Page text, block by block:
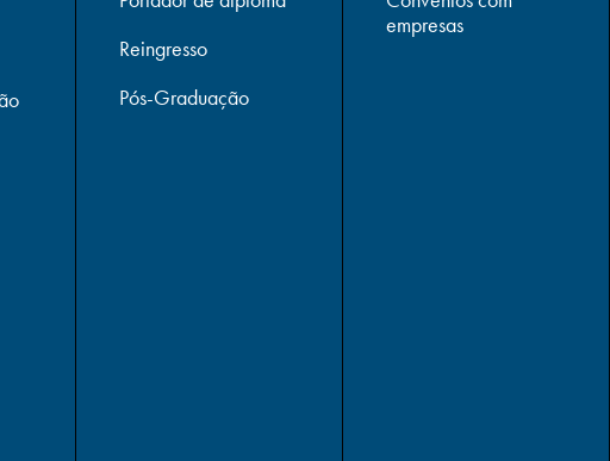
Reingresso
Pós-Graduação
empresas